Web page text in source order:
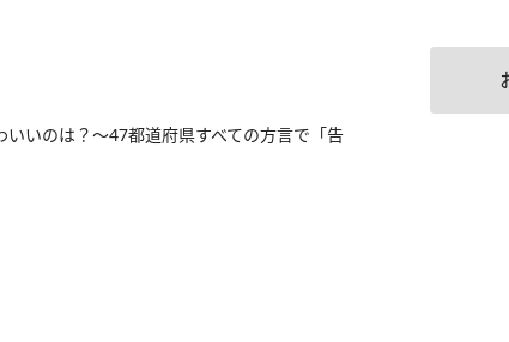
いいのは？～47都道府県すべての方言で「告